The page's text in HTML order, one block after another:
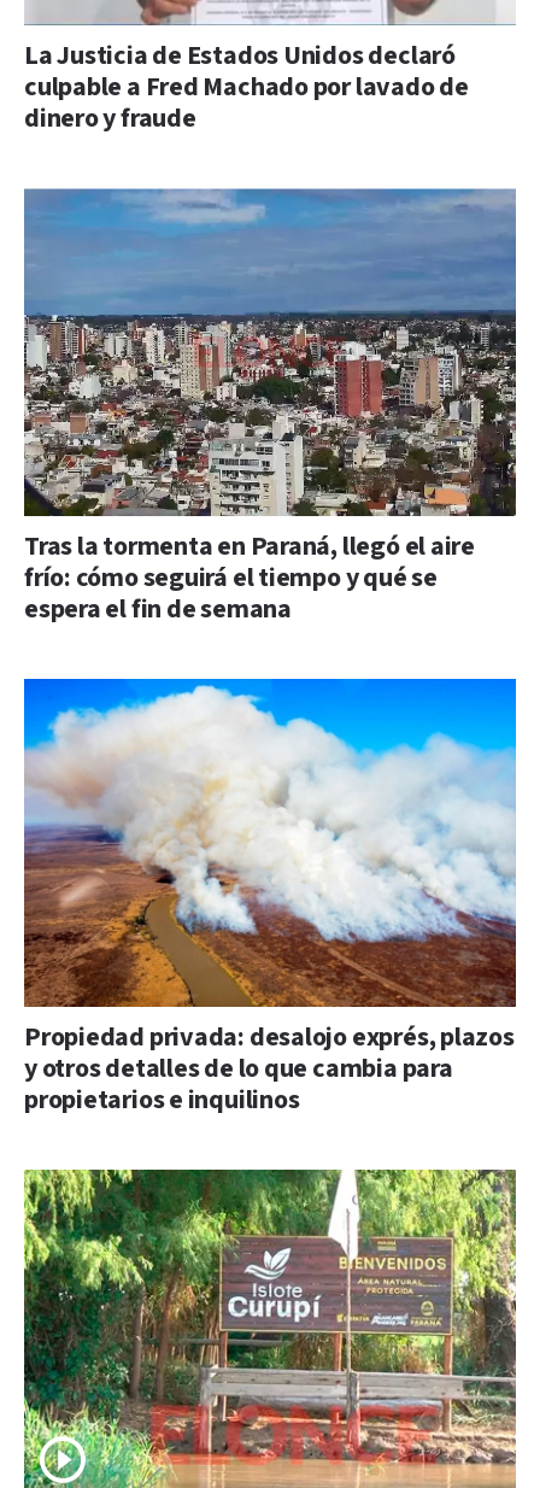
La Justicia de Estados Unidos declaró
culpable a Fred Machado por lavado de
dinero y fraude
Tras la tormenta en Paraná, llegó el aire
frío: cómo seguirá el tiempo y qué se
espera el fin de semana
Propiedad privada: desalojo exprés, plazos
y otros detalles de lo que cambia para
propietarios e inquilinos